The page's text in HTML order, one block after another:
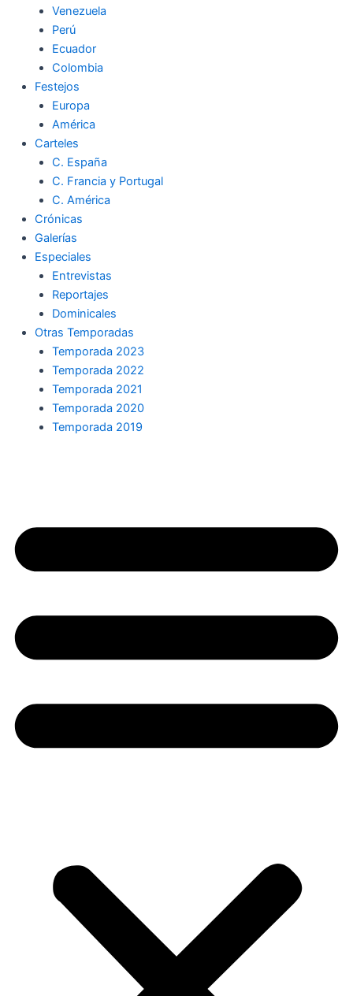
k
Venezuela
Perú
Ecuador
Colombia
Festejos
Europa
América
Carteles
C. España
C. Francia y Portugal
C. América
Crónicas
Galerías
Especiales
Entrevistas
Reportajes
Dominicales
Otras Temporadas
Temporada 2023
Temporada 2022
Temporada 2021
Temporada 2020
Temporada 2019